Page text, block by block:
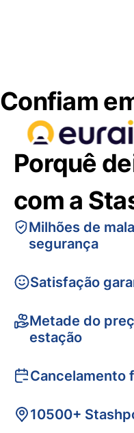
Confiam
Porquê
com a
Milhões de
segurança
Satisfação
Metade do
estação
Cancelamento
10500+